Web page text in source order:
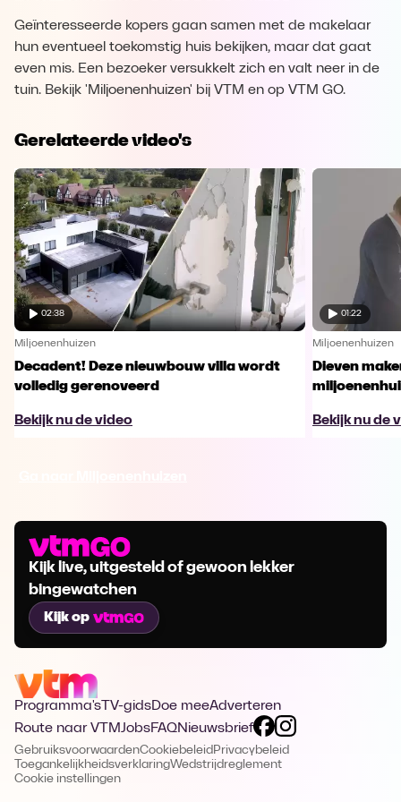
Geïnteresseerde kopers gaan samen met de makelaar
hun eventueel toekomstig huis bekijken, maar dat gaat
even mis. Een bezoeker versukkelt zich en valt neer in de
tuin. Bekijk 'Miljoenenhuizen' bij VTM en op VTM GO.
Gerelateerde video's
02:38
Miljoenenhuizen
Decadent! Deze nieuwbouw villa wordt
volledig gerenoveerd
Bekijk nu de video
01:22
Miljoenenhuizen
Dieven
Bekijk nu de
Kijk live, uitgesteld of gewoon lekker
bingewatchen
Kijk op
Programma's TV-gidsDoe meeAdverteren
Route naar VTMJobsFAQNieuwsbrief
GebruiksvoorwaardenCookiebeleid Privacybeleid
ToegankelijkheidsverklaringWedstrijdreglement
Cookie instellingen